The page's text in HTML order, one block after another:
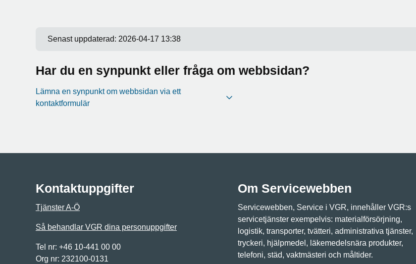
Senast uppdaterad: 2026-04-17 13:38
Har du en synpunkt eller fråga om webbsidan?
Lämna en synpunkt om webbsidan via ett
kontaktformulär
Kontaktuppgifter
Tjänster A-Ö
Så behandlar VGR dina personuppgifter
Tel nr: +46 10-441 00 00
Org nr: 232100-0131
Om Servicewebben
Servicewebben, Service i VGR, innehåller VGR:s
servicetjänster exempelvis: materialförsörjning,
logistik, transporter, tvätteri, administrativa tjänster,
tryckeri, hjälpmedel, läkemedelsnära produkter,
telefoni, städ, vaktmästeri och måltider.